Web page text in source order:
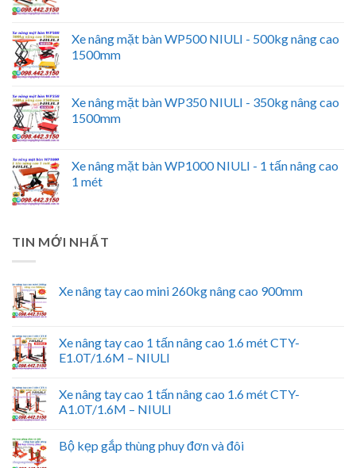
Xe nâng mặt bàn WP500 NIULI - 500kg nâng cao
1500mm
Xe nâng mặt bàn WP350 NIULI - 350kg nâng cao
1500mm
Xe nâng mặt bàn WP1000 NIULI - 1 tấn nâng cao
1 mét
TIN MỚI NHẤT
Xe nâng tay cao mini 260kg nâng cao 900mm
Xe nâng tay cao 1 tấn nâng cao 1.6 mét CTY-
E1.0T/1.6M – NIULI
Xe nâng tay cao 1 tấn nâng cao 1.6 mét CTY-
A1.0T/1.6M – NIULI
Bộ kẹp gắp thùng phuy đơn và đôi